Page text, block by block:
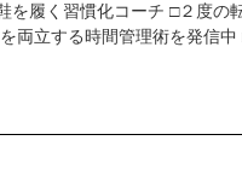
を履く習慣化コーチ □２度の
両立する時間管理術を発信